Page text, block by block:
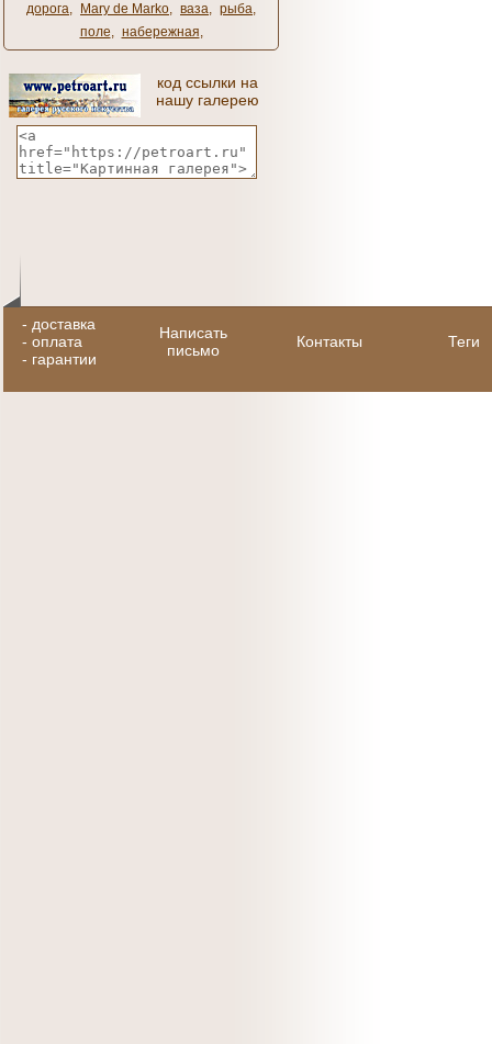
дорога, Mary de Marko, ваза, рыба,
поле, набережная,
код ссылки на
нашу галерею
- доставка
- оплата
- гарантии
Написать
письмо
Контакты Теги